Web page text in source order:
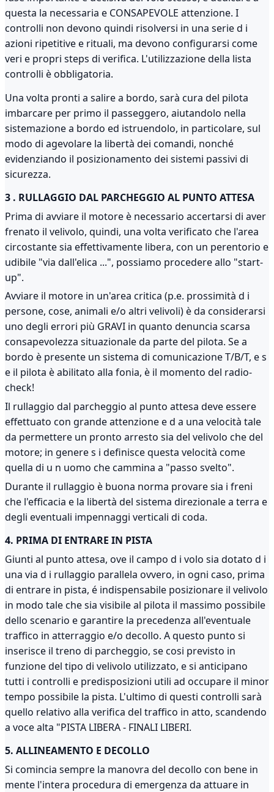
questa la necessaria e CONSAPEVOLE attenzione. I
controlli non devono quindi risolversi in una serie d i
azioni ripetitive e rituali, ma devono configurarsi come
veri e propri steps di verifica. L'utilizzazione della lista
controlli è obbligatoria.
Una volta pronti a salire a bordo, sarà cura del pilota
imbarcare per primo il passeggero, aiutandolo nella
sistemazione a bordo ed istruendolo, in particolare, sul
modo di agevolare la libertà dei comandi, nonché
evidenziando il posizionamento dei sistemi passivi di
sicurezza.
3 . RULLAGGIO DAL PARCHEGGIO AL PUNTO ATTESA
Prima di avviare il motore è necessario accertarsi di aver
frenato il velivolo, quindi, una volta verificato che l'area
circostante sia effettivamente libera, con un perentorio e
udibile "via dall'elica ...", possiamo procedere allo "start-
up".
Avviare il motore in un'area critica (p.e. prossimità d i
persone, cose, animali e/o altri velivoli) è da considerarsi
uno degli errori più GRAVI in quanto denuncia scarsa
consapevolezza situazionale da parte del pilota. Se a
bordo è presente un sistema di comunicazione T/B/T, e s
e il pilota è abilitato alla fonia, è il momento del radio-
check!
Il rullaggio dal parcheggio al punto attesa deve essere
effettuato con grande attenzione e d a una velocità tale
da permettere un pronto arresto sia del velivolo che del
motore; in genere s i definisce questa velocità come
quella di u n uomo che cammina a "passo svelto".
Durante il rullaggio è buona norma provare sia i freni
che l'efficacia e la libertà del sistema direzionale a terra e
degli eventuali impennaggi verticali di coda.
4. PRIMA DI ENTRARE IN PISTA
Giunti al punto attesa, ove il campo d i volo sia dotato d i
una via d i rullaggio parallela ovvero, in ogni caso, prima
di entrare in pista, é indispensabile posizionare il velivolo
in modo tale che sia visibile al pilota il massimo possibile
dello scenario e garantire la precedenza all'eventuale
traffico in atterraggio e/o decollo. A questo punto si
inserisce il treno di parcheggio, se cosi previsto in
funzione del tipo di velivolo utilizzato, e si anticipano
tutti i controlli e predisposizioni utili ad occupare il minor
tempo possibile la pista. L'ultimo di questi controlli sarà
quello relativo alla verifica del traffico in atto, scandendo
a voce alta "PISTA LIBERA - FINALI LIBERI.
5. ALLINEAMENTO E DECOLLO
Si comincia sempre la manovra del decollo con bene in
mente l'intera procedura di emergenza da attuare in